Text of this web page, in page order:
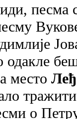
песма
одакле
место
о